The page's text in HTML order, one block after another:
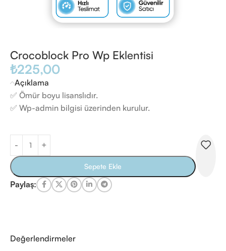
Crocoblock Pro Wp Eklentisi
₺225,00
Açıklama
✅ Ömür boyu lisanslıdır.
✅ Wp-admin bilgisi üzerinden kurulur.
Sepete Ekle
Paylaş:
Değerlendirmeler